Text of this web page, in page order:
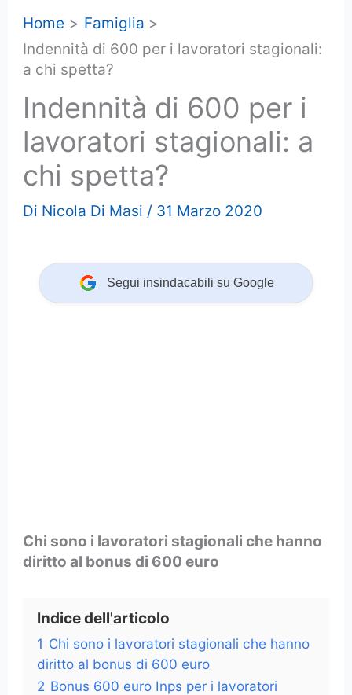
Home
Famiglia
Indennità di 600 per i lavoratori stagionali:
a chi spetta?
Indennità di 600 per i
lavoratori stagionali: a
chi spetta?
Di Nicola Di Masi / 31 Marzo 2020
Segui insindacabili su Google
Chi sono i lavoratori stagionali che hanno
diritto al bonus di 600 euro
Indice dell'articolo
1 Chi sono i lavoratori stagionali che hanno
diritto al bonus di 600 euro
2 Bonus 600 euro Inps per i lavoratori